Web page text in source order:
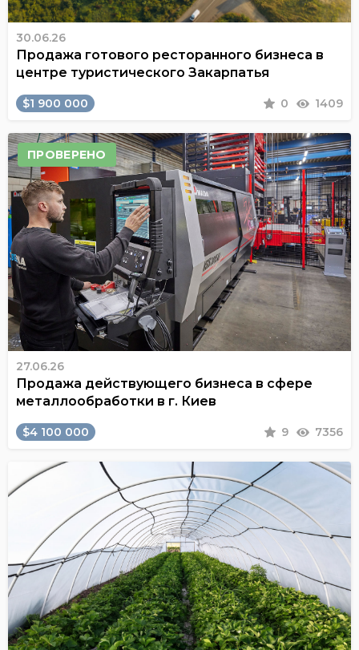
30.06.26
Продажа готового ресторанного бизнеса в
центре туристического Закарпатья
$1 900 000 0 1409
ПРОВЕРЕНО
27.06.26
Продажа действующего бизнеса в сфере
металлообработки в г. Киев
$4 100 000 9 7356